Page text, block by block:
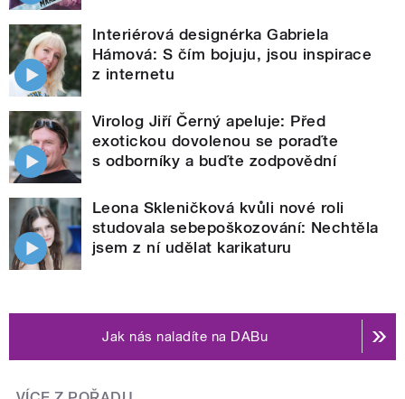
Interiérová designérka Gabriela
Hámová: S čím bojuju, jsou inspirace
z internetu
Virolog Jiří Černý apeluje: Před
exotickou dovolenou se poraďte
s odborníky a buďte zodpovědní
Leona Skleničková kvůli nové roli
studovala sebepoškozování: Nechtěla
jsem z ní udělat karikaturu
Jak nás naladíte na DABu